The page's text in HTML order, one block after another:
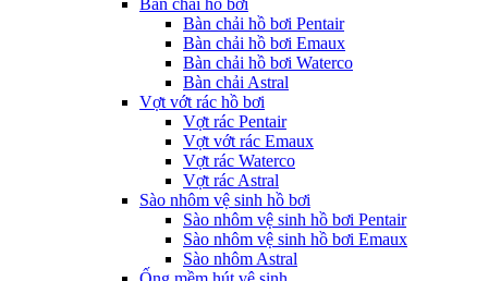
Bàn chải hồ bơi
Bàn chải hồ bơi Pentair
Bàn chải hồ bơi Emaux
Bàn chải hồ bơi Waterco
Bàn chải Astral
Vợt vớt rác hồ bơi
Vợt rác Pentair
Vợt vớt rác Emaux
Vợt rác Waterco
Vợt rác Astral
Sào nhôm vệ sinh hồ bơi
Sào nhôm vệ sinh hồ bơi Pentair
Sào nhôm vệ sinh hồ bơi Emaux
Sào nhôm Astral